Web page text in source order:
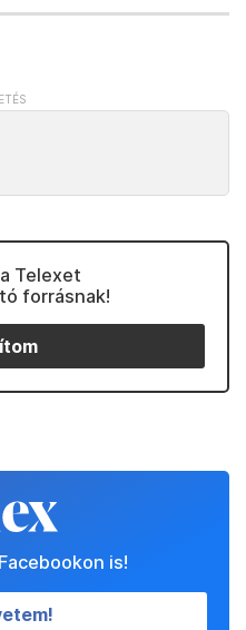
Telexet
forrásnak!
is!